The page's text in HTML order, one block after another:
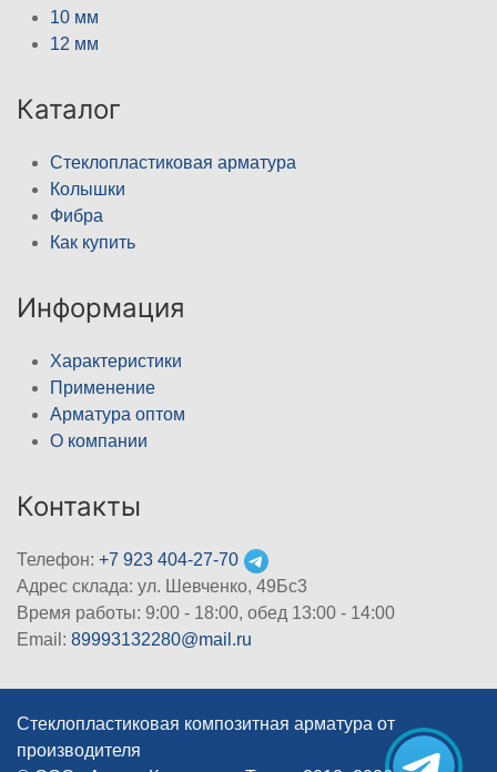
10 мм
12 мм
Каталог
Стеклопластиковая арматура
Колышки
Фибра
Как купить
Информация
Характеристики
Применение
Арматура оптом
О компании
Контакты
Телефон: +7 923 404-27-70
Адрес склада: ул. Шевченко, 49Бс3
Время работы: 9:00 - 18:00, обед 13:00 - 14:00
Email: 89993132280@mail.ru
Стеклопластиковая композитная арматура от
производителя